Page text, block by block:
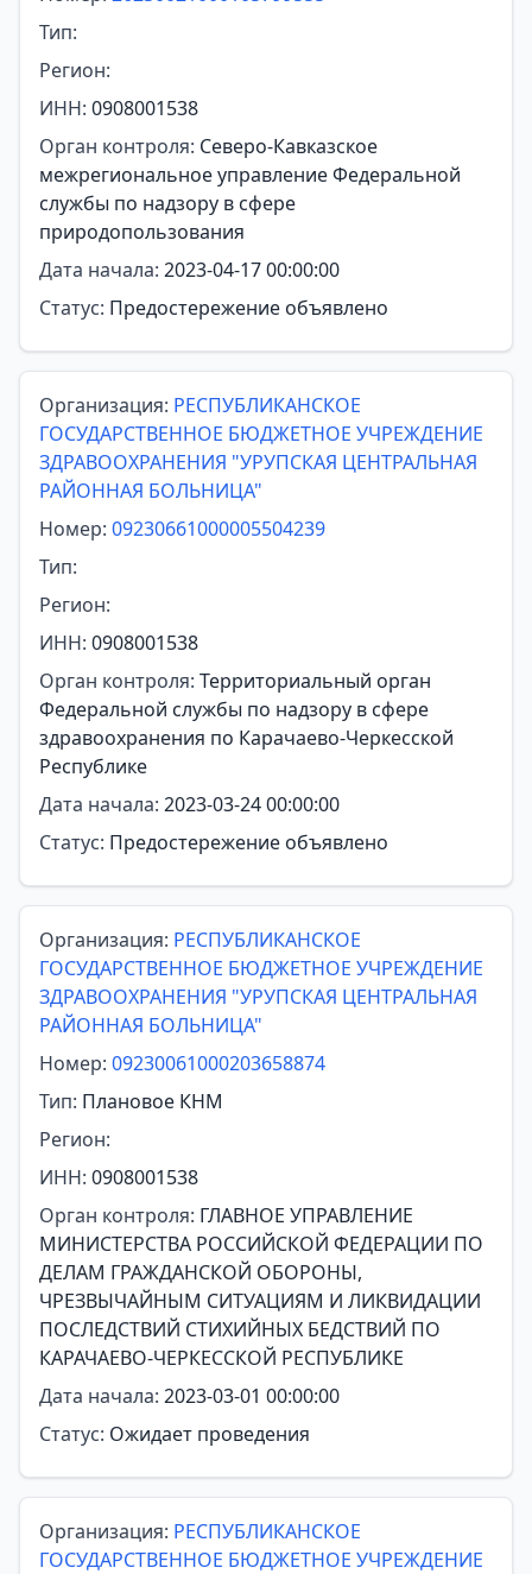
Тип:
Регион:
ИНН: 0908001538
Орган контроля: Северо-Кавказское
межрегиональное управление Федеральной
службы по надзору в сфере
природопользования
Дата начала: 2023-04-17 00:00:00
Статус: Предостережение объявлено
Организация: РЕСПУБЛИКАНСКОЕ
ГОСУДАРСТВЕННОЕ БЮДЖЕТНОЕ УЧРЕЖДЕНИЕ
ЗДРАВООХРАНЕНИЯ "УРУПСКАЯ ЦЕНТРАЛЬНАЯ
РАЙОННАЯ БОЛЬНИЦА"
Номер: 09230661000005504239
Тип:
Регион:
ИНН: 0908001538
Орган контроля: Территориальный орган
Федеральной службы по надзору в сфере
здравоохранения по Карачаево-Черкесской
Республике
Дата начала: 2023-03-24 00:00:00
Статус: Предостережение объявлено
Организация: РЕСПУБЛИКАНСКОЕ
ГОСУДАРСТВЕННОЕ БЮДЖЕТНОЕ УЧРЕЖДЕНИЕ
ЗДРАВООХРАНЕНИЯ "УРУПСКАЯ ЦЕНТРАЛЬНАЯ
РАЙОННАЯ БОЛЬНИЦА"
Номер: 09230061000203658874
Тип: Плановое КНМ
Регион:
ИНН: 0908001538
Орган контроля: ГЛАВНОЕ УПРАВЛЕНИЕ
МИНИСТЕРСТВА РОССИЙСКОЙ ФЕДЕРАЦИИ ПО
ДЕЛАМ ГРАЖДАНСКОЙ ОБОРОНЫ,
ЧРЕЗВЫЧАЙНЫМ СИТУАЦИЯМ И ЛИКВИДАЦИИ
ПОСЛЕДСТВИЙ СТИХИЙНЫХ БЕДСТВИЙ ПО
КАРАЧАЕВО-ЧЕРКЕССКОЙ РЕСПУБЛИКЕ
Дата начала: 2023-03-01 00:00:00
Статус: Ожидает проведения
Организация: РЕСПУБЛИКАНСКОЕ
ГОСУДАРСТВЕННОЕ БЮДЖЕТНОЕ УЧРЕЖДЕНИЕ